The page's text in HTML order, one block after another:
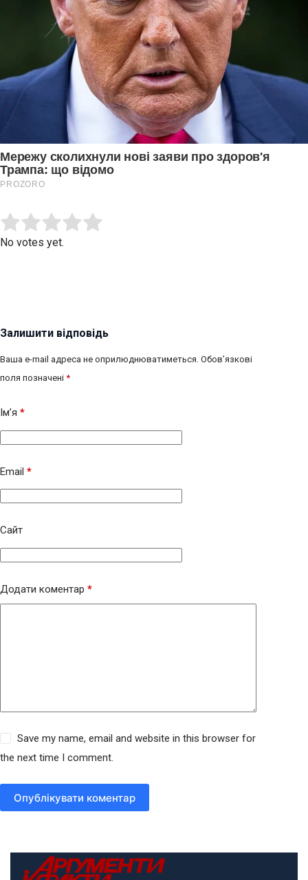
Rate this item:
No votes yet.
Залишити відповідь
Ваша e-mail адреса не оприлюднюватиметься. Обов’язкові
поля позначені *
Ім’я *
Email *
Сайт
Додати коментар *
Save my name, email and website in this browser for
the next time I comment.
Опублікувати коментар